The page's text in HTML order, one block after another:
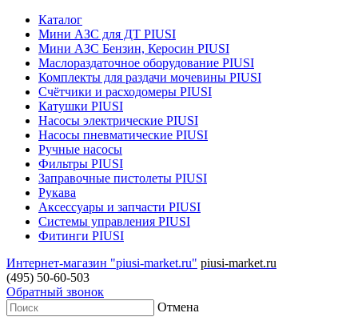
Каталог
Мини АЗС для ДТ PIUSI
Мини АЗС Бензин, Керосин PIUSI
Маслораздаточное оборудование PIUSI
Комплекты для раздачи мочевины PIUSI
Счётчики и расходомеры PIUSI
Катушки PIUSI
Насосы электрические PIUSI
Насосы пневматические PIUSI
Ручные насосы
Фильтры PIUSI
Заправочные пистолеты PIUSI
Рукава
Аксессуары и запчасти PIUSI
Системы управления PIUSI
Фитинги PIUSI
Интернет-магазин "piusi-market.ru" piusi-market.ru
(495) 50-60-503
Обратный звонок
Отмена